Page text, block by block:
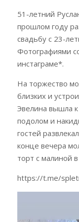
51-летний
прошлом году
свадьбу с 23-
Фотографиями
инстаграме*.
На торжество
близких и
Эвелина вышла
подолом и
гостей
конце вечера
торт с малиной
https://t.me/